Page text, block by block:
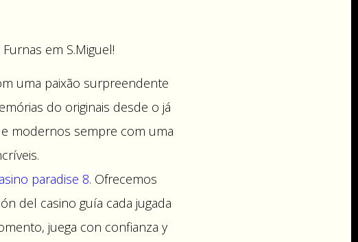
em S.Miguel!
uma paixão surpreendente
do originais desde o já
modernos sempre com uma
paradise 8. Ofrecemos
del casino guía cada jugada
juega con confianza y